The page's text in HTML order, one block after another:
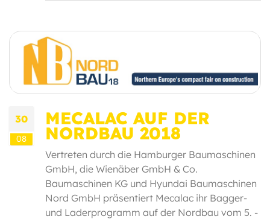
30
08
MECALAC AUF DER
NORDBAU 2018
Vertreten durch die Hamburger Baumaschinen
GmbH, die Wienäber GmbH & Co.
Baumaschinen KG und Hyundai Baumaschinen
Nord GmbH präsentiert Mecalac ihr Bagger-
und Laderprogramm auf der Nordbau vom 5. -